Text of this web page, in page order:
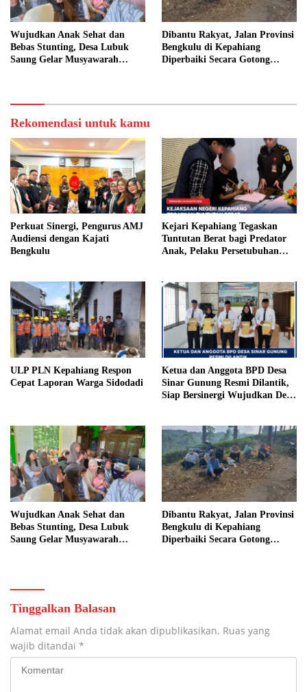
Wujudkan Anak Sehat dan
Bebas Stunting, Desa Lubuk
Saung Gelar Musyawarah
Dibantu Rakyat, Jalan Provinsi
Bengkulu di Kepahiang
Diperbaiki Secara Gotong
Rekomendasi untuk kamu
Perkuat Sinergi, Pengurus AMJ
Audiensi dengan Kajati
Bengkulu
Kejari Kepahiang Tegaskan
Tuntutan Berat bagi Predator
Anak, Pelaku Persetubuhan
Penjara
ULP PLN Kepahiang Respon
Cepat Laporan Warga Sidodadi
Ketua dan Anggota BPD Desa
Sinar Gunung Resmi Dilantik,
Siap Bersinergi Wujudkan Desa
Wujudkan Anak Sehat dan
Bebas Stunting, Desa Lubuk
Saung Gelar Musyawarah
Dibantu Rakyat, Jalan Provinsi
Bengkulu di Kepahiang
Diperbaiki Secara Gotong
Tinggalkan Balasan
Alamat email Anda tidak akan dipublikasikan. Ruas yang
wajib ditandai *